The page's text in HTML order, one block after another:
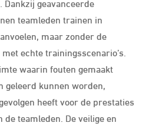
teamleden trainen in
maar zonder de
echte trainingsscenario’s.
waarin fouten gemaakt
geleerd kunnen worden,
heeft voor de prestaties
teamleden. De veilige en